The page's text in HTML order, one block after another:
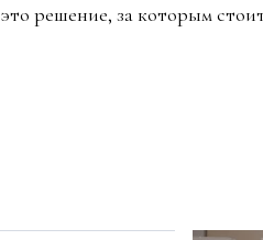
решение, за которым